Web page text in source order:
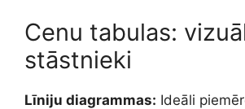
Cenu tabulas:
stāstnieki
Līniju diagrammas: Ideāli